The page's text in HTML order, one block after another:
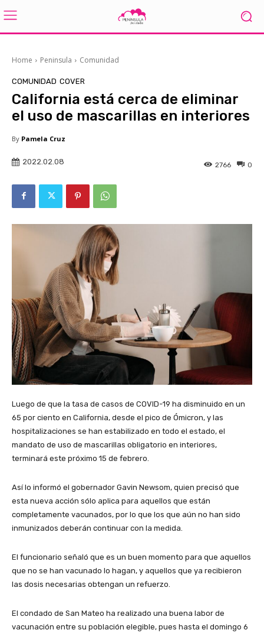
Home Peninsula Comunidad
COMUNIDAD COVER
California está cerca de eliminar
el uso de mascarillas en interiores
By Pamela Cruz
2022.02.08 0
2766
Luego de que la tasa de casos de COVID-19 ha disminuido en un
65 por ciento en California, desde el pico de Ómicron, y las
hospitalizaciones se han estabilizado en todo el estado, el
mandato de uso de mascarillas obligatorio en interiores,
terminará este próximo 15 de febrero.
Así lo informó el gobernador Gavin Newsom, quien precisó que
esta nueva acción sólo aplica para aquellos que están
completamente vacunados, por lo que los que aún no han sido
inmunizados deberán continuar con la medida.
El funcionario señaló que es un buen momento para que aquellos
que no se han vacunado lo hagan, y aquellos que ya recibieron
las dosis necesarias obtengan un refuerzo.
El condado de San Mateo ha realizado una buena labor de
vacunación entre su población elegible, pues hasta el domingo 6